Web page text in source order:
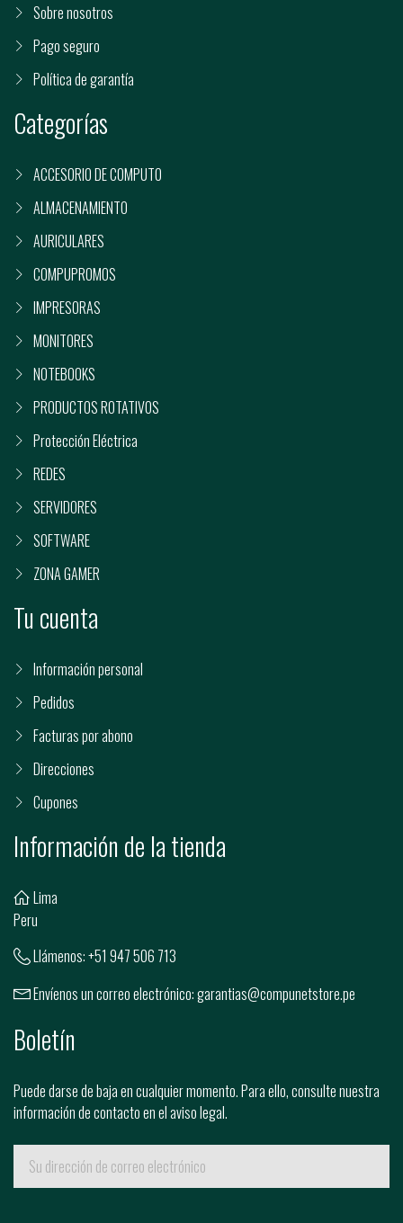
Sobre nosotros
Pago seguro
Política de garantía
Categorías
ACCESORIO DE COMPUTO
ALMACENAMIENTO
AURICULARES
COMPUPROMOS
IMPRESORAS
MONITORES
NOTEBOOKS
PRODUCTOS ROTATIVOS
Protección Eléctrica
REDES
SERVIDORES
SOFTWARE
ZONA GAMER
Tu cuenta
Información personal
Pedidos
Facturas por abono
Direcciones
Cupones
Información de la tienda
Lima
Peru
Llámenos:+51 947 506 713
Envíenos un correo electrónico:garantias@compunetstore.pe
Boletín
Puede darse de baja en cualquier momento. Para ello, consulte nuestra
información de contacto en el aviso legal.